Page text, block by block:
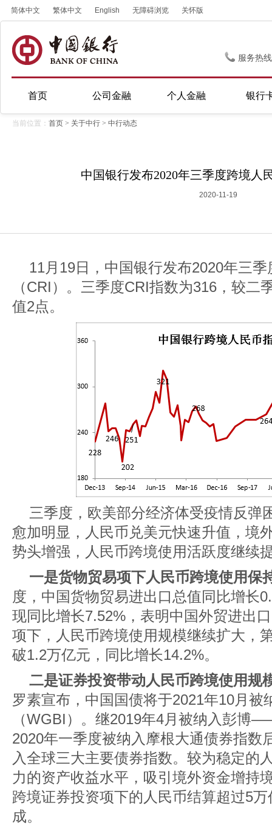
简体中文 繁体中文 English 无障碍浏览 关怀版
服务热
首页 公司金融 个人金融 银行
当前位置： 首页 > 关于中行 > 中行动态
中国银行发布2020年三季度跨境人
2020-11-19
11月19日，中国银行发布2020年三
（CRI）。三季度CRI指数为316，较二
值2点。
三季度，欧美部分经济体受疫情反弹
愈加明显，人民币兑美元快速升值，境
势头增强，人民币跨境使用活跃度继续
一是货物贸易项下人民币跨境使用保
度，中国货物贸易进出口总值同比增长
现同比增长7.52%，表明中国外贸进出
项下，人民币跨境使用规模继续扩大，
破1.2万亿元，同比增长14.2%。
二是证券投资带动人民币跨境使用规
罗素宣布，中国国债将于2021年10月被
（WGBI）。继2019年4月被纳入彭博
2020年一季度被纳入摩根大通债券指数
入全球三大主要债券指数。较为稳定的
力的资产收益水平，吸引境外资金增持
跨境证券投资项下的人民币结算超过5
成。